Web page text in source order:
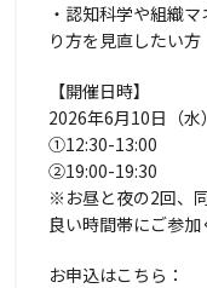
・認知科学や組織
り方を見直したい方
【開催日時】
2026年6月10日（水）
①12:30-13:00
②19:00-19:30
※お昼と夜の2回、
良い時間帯にご参加
お申込はこちら：